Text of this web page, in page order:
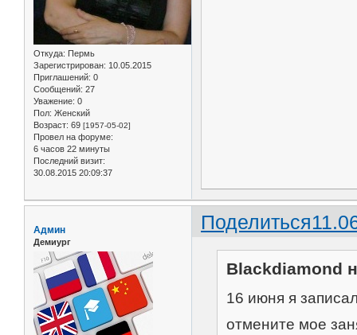
Откуда: Пермь
Зарегистрирован: 10.05.2015
Приглашений: 0
Сообщений: 27
Уважение: 0
Пол: Женский
Возраст: 69 [1957-05-02]
Провел на форуме:
6 часов 22 минуты
Последний визит:
30.08.2015 20:09:37
Поделиться
Админ
Демиург
Blackdiamond
16 июня я
отмените мое